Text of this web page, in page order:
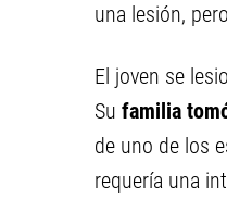
una lesión,
El joven se
Su familia
de uno de los
requería una